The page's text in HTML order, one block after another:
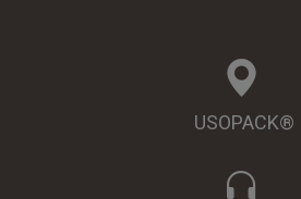
USOPACK®